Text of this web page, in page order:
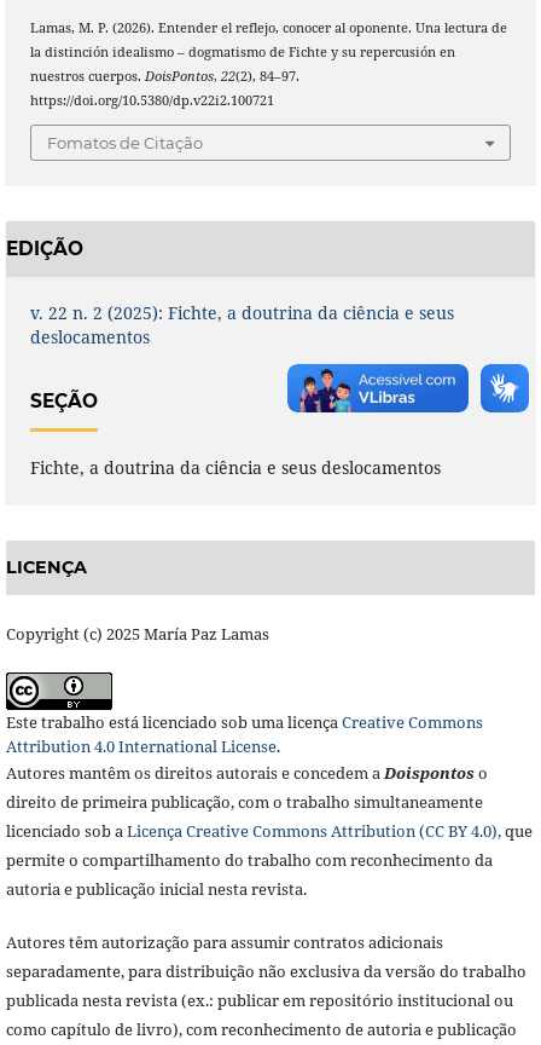
Lamas, M. P. (2026). Entender el reflejo, conocer al oponente. Una lectura de
la distinción idealismo – dogmatismo de Fichte y su repercusión en
nuestros cuerpos. DoisPontos, 22(2), 84–97.
https://doi.org/10.5380/dp.v22i2.100721
Fomatos de Citação
EDIÇÃO
v. 22 n. 2 (2025): Fichte, a doutrina da ciência e seus
deslocamentos
SEÇÃO
Fichte, a doutrina da ciência e seus deslocamentos
LICENÇA
Copyright (c) 2025 María Paz Lamas
Este trabalho está licenciado sob uma licença Creative Commons
Attribution 4.0 International License.
Autores mantêm os direitos autorais e concedem a Doispontoso
direito de primeira publicação, com o trabalho simultaneamente
licenciado sob a Licença Creative Commons Attribution (CC BY 4.0),que
permite o compartilhamento do trabalho com reconhecimento da
autoria e publicação inicial nesta revista.
Autores têm autorização para assumir contratos adicionais
separadamente, para distribuição não exclusiva da versão do trabalho
publicada nesta revista (ex.: publicar em repositório institucional ou
como capítulo de livro), com reconhecimento de autoria e publicação